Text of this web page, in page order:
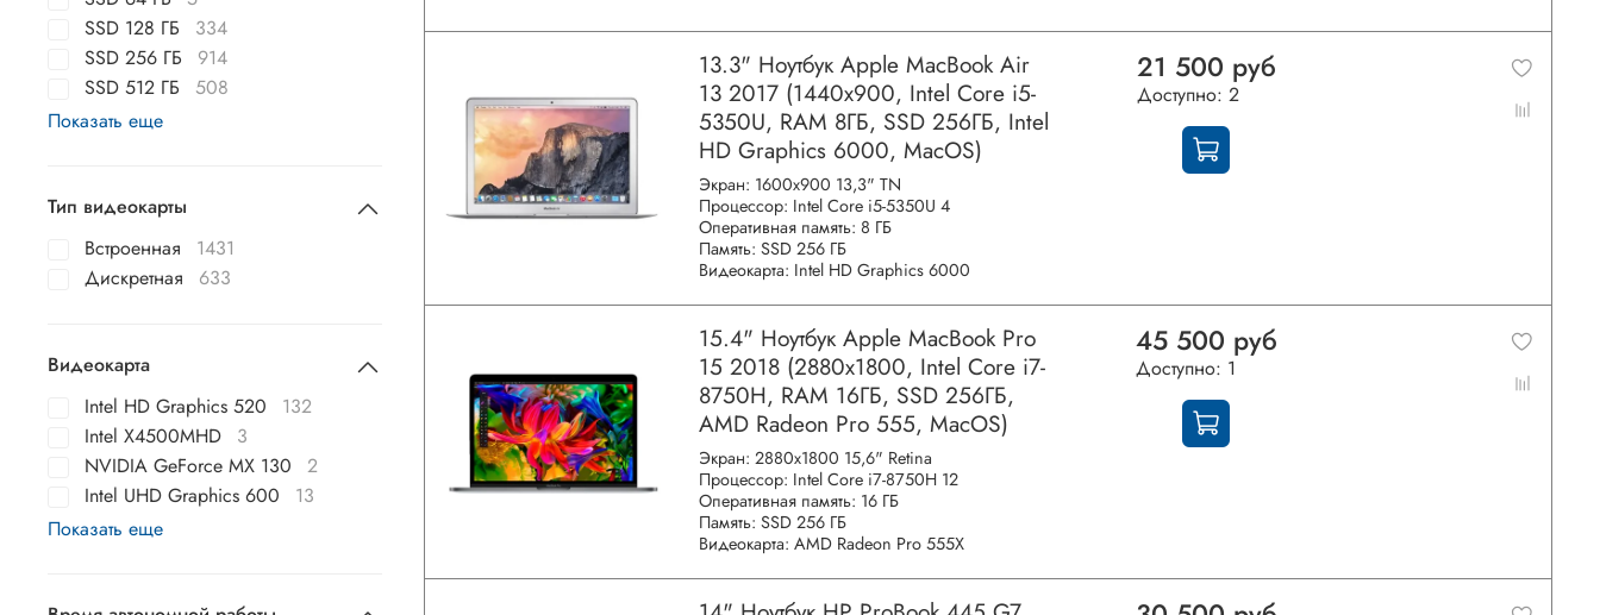
13.3" Ноутбук Apple MacBook Air
13 2017 (1440x900, Intel Core i5-
5350U, RAM 8ГБ, SSD 256ГБ, Intel
HD Graphics 6000, MacOS)
Экран: 1600x900 13,3" TN
Процессор: Intel Core i5-5350U 4
Оперативная память: 8 ГБ
Память: SSD 256 ГБ
Видеокарта: Intel HD Graphics 6000
21 500 руб
Доступно: 2
15.4" Ноутбук Apple MacBook Pro
15 2018 (2880x1800, Intel Core i7-
8750H, RAM 16ГБ, SSD 256ГБ,
AMD Radeon Pro 555, MacOS)
Экран: 2880x1800 15,6" Retina
Процессор: Intel Core i7-8750H 12
Оперативная память: 16 ГБ
Память: SSD 256 ГБ
Видеокарта: AMD Radeon Pro 555X
45 500 руб
Доступно: 1
SSD 128 ГБ
334
SSD 256 ГБ
914
SSD 512 ГБ
508
Показать еще
Тип видеокарты
Встроенная
1431
Дискретная
633
Видеокарта
Intel HD Graphics 520
132
Intel X4500MHD
3
NVIDIA GeForce MX 130
2
Intel UHD Graphics 600
13
Показать еще